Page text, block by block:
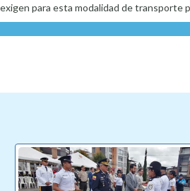
para esta modalidad de transporte